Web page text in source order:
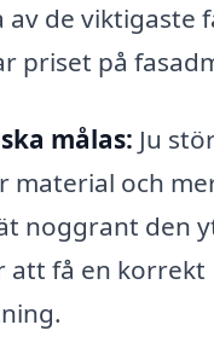
av de viktigaste
priset på
målas: Ju
material och
noggrant den
att få en korrekt